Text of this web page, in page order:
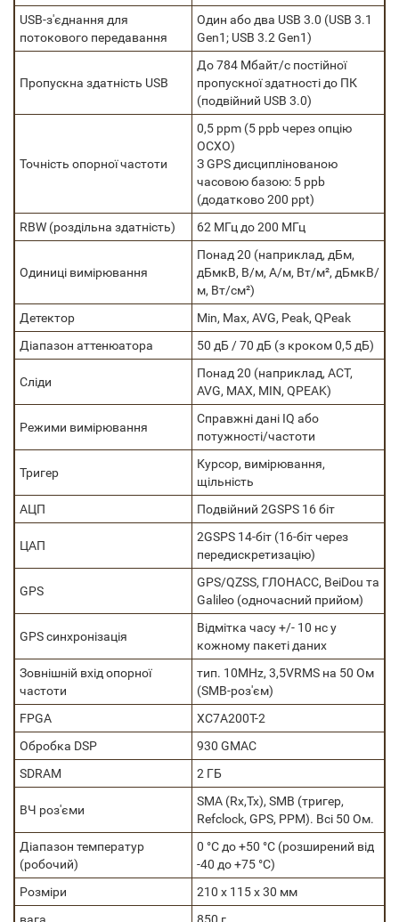
USB-з'єднання для
потокового передавання
Один або два USB 3.0 (USB 3.1
Gen1; USB 3.2 Gen1)
Пропускна здатність USB
До 784 Мбайт/с постійної
пропускної здатності до ПК
(подвійний USB 3.0)
Точність опорної частоти
0,5 ppm (5 ppb через опцію
OCXO)
З GPS дисциплінованою
часовою базою: 5 ppb
(додатково 200 ppt)
RBW (роздільна здатність)
62 МГц до 200 МГц
Одиниці вимірювання
Понад 20 (наприклад, дБм,
дБмкВ, В/м, А/м, Вт/м², дБмкВ/
м, Вт/см²)
Детектор
Min, Max, AVG, Peak, QPeak
Діапазон аттенюатора
50 дБ / 70 дБ (з кроком 0,5 дБ)
Сліди
Понад 20 (наприклад, ACT,
AVG, MAX, MIN, QPEAK)
Режими вимірювання
Справжні дані IQ або
потужності/частоти
Тригер
Курсор, вимірювання,
щільність
АЦП
Подвійний 2GSPS 16 біт
ЦАП
2GSPS 14-біт (16-біт через
передискретизацію)
GPS
GPS/QZSS, ГЛОНАСС, BeiDou та
Galileo (одночасний прийом)
GPS синхронізація
Відмітка часу +/- 10 нс у
кожному пакеті даних
Зовнішній вхід опорної
частоти
тип. 10MHz, 3,5VRMS на 50 Ом
(SMB-роз'єм)
FPGA
XC7A200T-2
Обробка DSP
930 GMAC
SDRAM
2 ГБ
ВЧ роз'єми
SMA (Rx,Tx), SMB (тригер,
Refclock, GPS, PPM). Всі 50 Ом.
Діапазон температур
(робочий)
0 °C до +50 °C (розширений від
-40 до +75 °C)
Розміри
210 х 115 х 30 мм